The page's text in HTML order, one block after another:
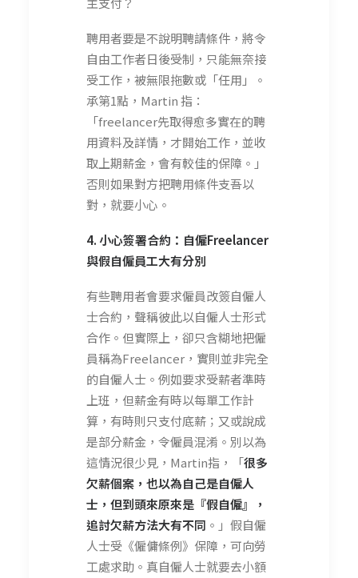
聘用者要是不說明聘請條件，將令
自由工作者日後受制，只能無奈接
受工作，被無限拖數或「任用」。
承第1點，Martin 指：
「freelancer先取得愈多實在的聘
用資料及詳情，才開始工作，並收
取上期薪金，會有較佳的保障。」
否則如果對方把聘用條件支吾以
對，就要小心。
4. 小心簽署合約：自僱Freelancer
與假自僱員工大有分別
有些聘用者會要求僱員改簽自僱人
士合約，聲稱彼此以自僱人士形式
合作。但實際上，卻只含糊地把僱
員稱為Freelancer，實則並非完全
的自僱人士。例如要求受薪者準時
上班，但薪金有時以每單工作計
算，有時則只支付底薪；又或說成
是部分薪金，令僱員混淆。別以為
這情況很少見，Martin指，「很多
欠薪個案，也以為自己是自僱人
士，但到頭來原來是『假自僱』，
追討欠薪方法大有不同 。」假自僱
人士受《僱傭條例》保障，可向勞
工處求助。真自僱人士就要去小額